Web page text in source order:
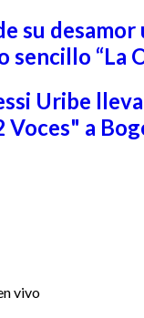
su desamor
sencillo “La
Uribe
Voces" a
vivo